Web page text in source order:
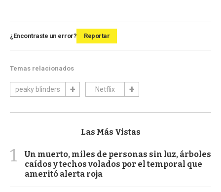
¿Encontraste un error? Reportar
Temas relacionados
peaky blinders Netflix
Las Más Vistas
1
Un muerto, miles de personas sin luz, árboles
caídos y techos volados por el temporal que
ameritó alerta roja